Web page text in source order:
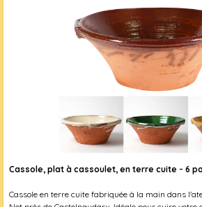
Cassole, plat à cassoulet, en terre cuite - 6
Cassole en terre cuite fabriquée à la main dans